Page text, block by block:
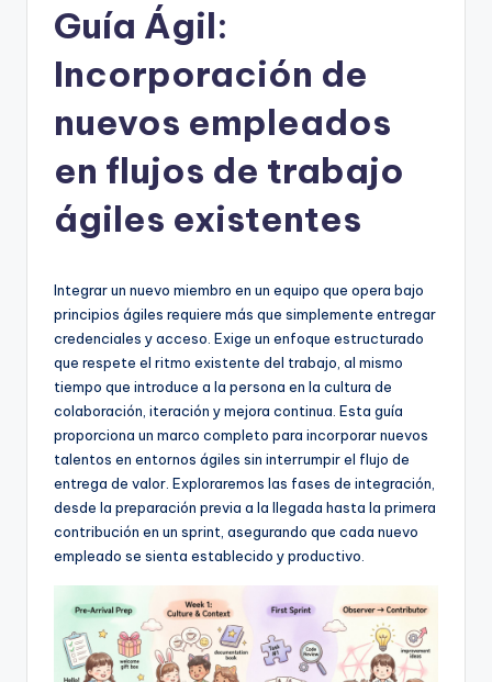
S
o
w
Guía Ágil:
Incorporación de
nuevos empleados
en flujos de trabajo
ágiles existentes
Integrar un nuevo miembro en un equipo que opera bajo
principios ágiles requiere más que simplemente entregar
credenciales y acceso. Exige un enfoque estructurado
que respete el ritmo existente del trabajo, al mismo
tiempo que introduce a la persona en la cultura de
colaboración, iteración y mejora continua. Esta guía
proporciona un marco completo para incorporar nuevos
talentos en entornos ágiles sin interrumpir el flujo de
entrega de valor. Exploraremos las fases de integración,
desde la preparación previa a la llegada hasta la primera
contribución en un sprint, asegurando que cada nuevo
empleado se sienta establecido y productivo.